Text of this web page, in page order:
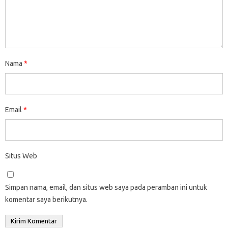
Nama *
Email *
Situs Web
Simpan nama, email, dan situs web saya pada peramban ini untuk
komentar saya berikutnya.